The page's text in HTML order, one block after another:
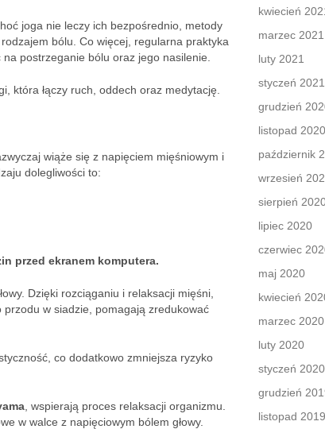
joga nie leczy ich bezpośrednio, metody
bólu. Co więcej, regularna praktyka
postrzeganie bólu oraz jego nasilenie.
która łączy ruch, oddech oraz medytację.
wiąże się z napięciem mięśniowym i
dolegliwości to:
przed ekranem komputera.
Dzięki rozciąganiu i relaksacji mięśni,
przodu w siadzie, pomagają zredukować
co dodatkowo zmniejsza ryzyko
, wspierają proces relaksacji organizmu.
w walce z napięciowym bólem głowy.
kwiecień
marzec 2021
luty 2021
styczeń 2021
grudzień
listopad 2020
październik
wrzesień
sierpień
lipiec 2020
czerwiec
maj 2020
kwiecień
marzec 2020
luty 2020
styczeń 2020
grudzień
listopad 2019